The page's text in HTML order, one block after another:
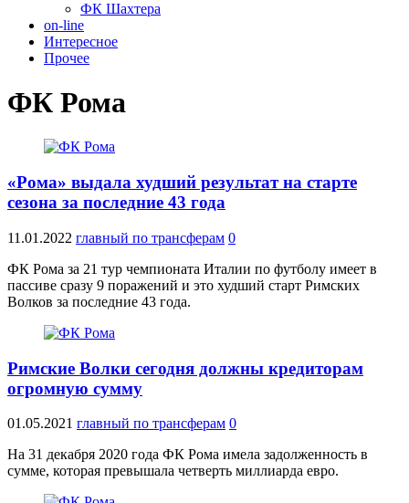
ФК Шахтера
on-line
Интересное
Прочее
ФК Рома
«Рома» выдала худший результат на старте
сезона за последние 43 года
11.01.2022 главный по трансферам 0
ФК Рома за 21 тур чемпионата Италии по футболу имеет в
пассиве сразу 9 поражений и это худший старт Римских
Волков за последние 43 года.
Римские Волки сегодня должны кредиторам
огромную сумму
01.05.2021 главный по трансферам 0
На 31 декабря 2020 года ФК Рома имела задолженность в
сумме, которая превышала четверть миллиарда евро.